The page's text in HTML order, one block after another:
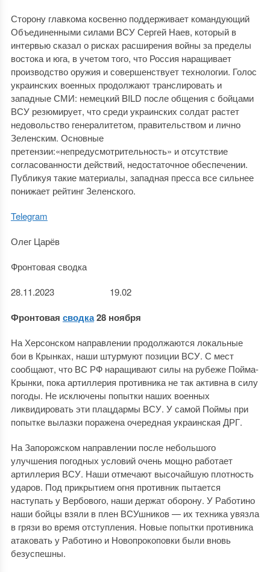
Сторону главкома косвенно поддерживает командующий
Объединенными силами ВСУ Сергей Наев, который в
интервью сказал о рисках расширения войны за пределы
востока и юга, в учетом того, что Россия наращивает
производство оружия и совершенствует технологии. Голос
украинских военных продолжают транслировать и
западные СМИ: немецкий BILD после общения с бойцами
ВСУ резюмирует, что среди украинских солдат растет
недовольство генералитетом, правительством и лично
Зеленским. Основные
претензии:«непредусмотрительность» и отсутствие
согласованности действий, недостаточное обеспечении.
Публикуя такие материалы, западная пресса все сильнее
понижает рейтинг Зеленского.
Telegram
Олег Царёв
Фронтовая сводка
28.11.2023 19.02
Фронтовая сводка28 ноября
На Херсонском направлении продолжаются локальные
бои в Крынках, наши штурмуют позиции ВСУ. С мест
сообщают, что ВС РФ наращивают силы на рубеже Пойма-
Крынки, пока артиллерия противника не так активна в силу
погоды. Не исключены попытки наших военных
ликвидировать эти плацдармы ВСУ. У самой Поймы при
попытке вылазки поражена очередная украинская ДРГ.
На Запорожском направлении после небольшого
улучшения погодных условий очень мощно работает
артиллерия ВСУ. Наши отмечают высочайшую плотность
ударов. Под прикрытием огня противник пытается
наступать у Вербового, наши держат оборону. У Работино
наши бойцы взяли в плен ВСУшников — их техника увязла
в грязи во время отступления. Новые попытки противника
атаковать у Работино и Новопрокоповки были вновь
безуспешны.